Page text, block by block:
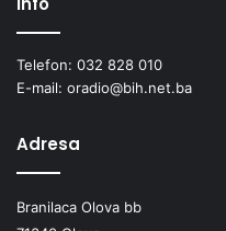
Telefon: 032 828 010
E-mail: oradio@bih.net.ba
Adresa
Branilaca Olova bb